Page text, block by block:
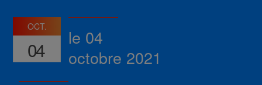
OCT.
04
le 04
octobre 2021